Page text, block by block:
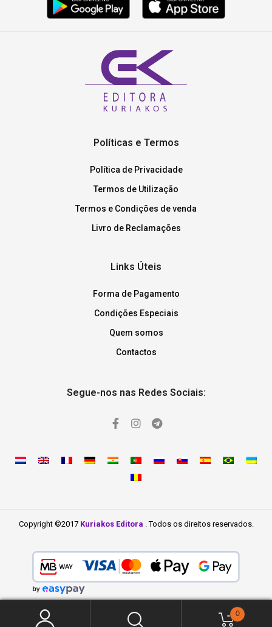
Políticas e Termos
Política de Privacidade
Termos de Utilização
Termos e Condições de venda
Livro de Reclamações
Links Úteis
Forma de Pagamento
Condições Especiais
Quem somos
Contactos
Segue-nos nas Redes Sociais:
Copyright ©2017 Kuriakos Editora . Todos os direitos reservados.
0